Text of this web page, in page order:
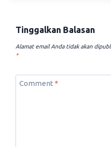
Tinggalkan Balasan
Alamat email Anda tidak akan
*
Comment*